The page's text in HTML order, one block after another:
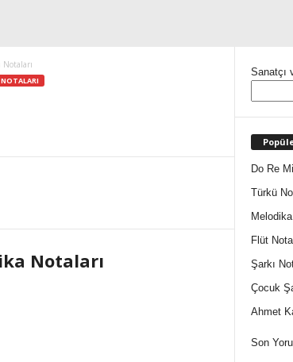
Notaları
Sanatçı
Do Re
Türkü
Flüt
Şarkı
Çocuk
Ahmet
Son